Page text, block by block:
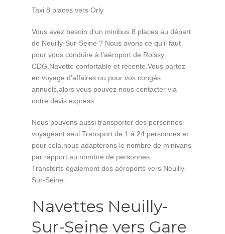
Taxi 8 places vers Orly
Vous avez besoin d’un minibus 8 places au départ
de Neuilly-Sur-Seine ? Nous avons ce qu’il faut
pour vous conduire à l’aéroport de Roissy
CDG.Navette confortable et récente.Vous partez
en voyage d’affaires ou pour vos congés
annuels,alors vous pouvez nous contacter via
notre devis express.
Nous pouvons aussi transporter des personnes
voyageant seul.Transport de 1 à 24 personnes et
pour cela,nous adapterons le nombre de minivans
par rapport au nombre de personnes.
Transferts également des aéroports vers Neuilly-
Sur-Seine.
Navettes Neuilly-
Sur-Seine vers Gare